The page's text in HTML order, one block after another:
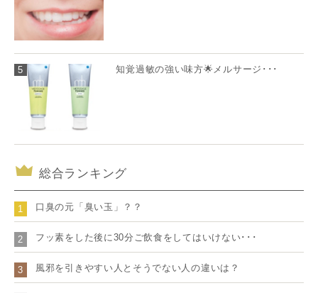
5 知覚過敏の強い味方🌟メルサージ･･･
総合ランキング
1 口臭の元「臭い玉」？？
2 フッ素をした後に30分ご飲食をしてはいけない･･･
3 風邪を引きやすい人とそうでない人の違いは？